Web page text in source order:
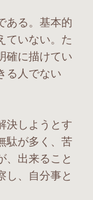
ある。基本的
ていない。た
確に描けてい
る人でない
決しようとす
駄が多く、苦
、出来ること
し、自分事と